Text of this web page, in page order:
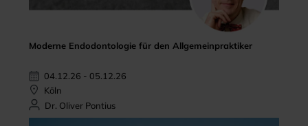
Moderne Endodontologie für den Allgemeinpraktiker
04.12.26 - 05.12.26
Köln
Dr. Oliver Pontius